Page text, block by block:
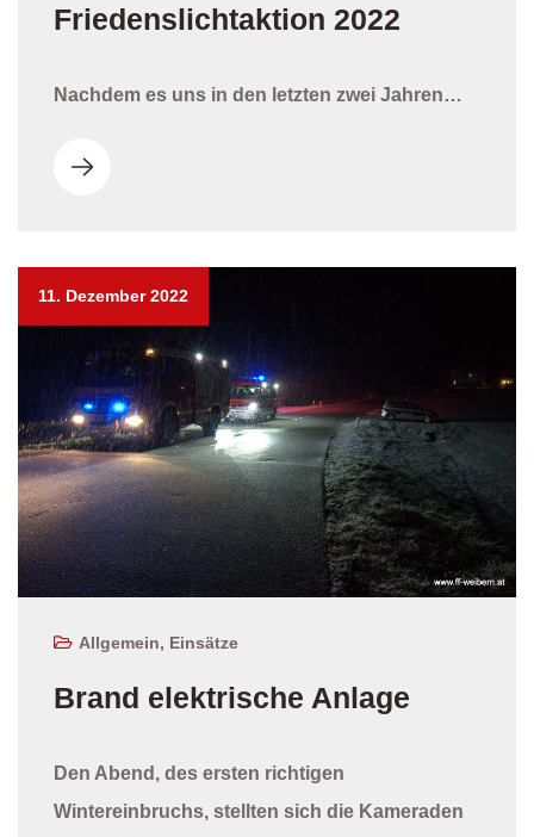
Friedenslichtaktion 2022
Nachdem es uns in den letzten zwei Jahren…
11. Dezember 2022
Allgemein, Einsätze
Brand elektrische Anlage
Den Abend, des ersten richtigen
Wintereinbruchs, stellten sich die Kameraden